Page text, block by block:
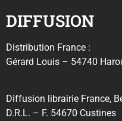
DIFFUSION
Distribution France :
Gérard Louis – 54740
Diffusion librairie France,
D.R.L. – F. 54670 Custines